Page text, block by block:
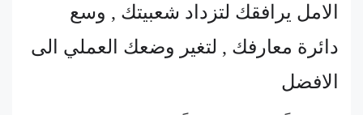
الامل يرافقك لتزداد شعبيتك , وسع
دائرة معارفك , لتغير وضعك العملي الى
الافضل